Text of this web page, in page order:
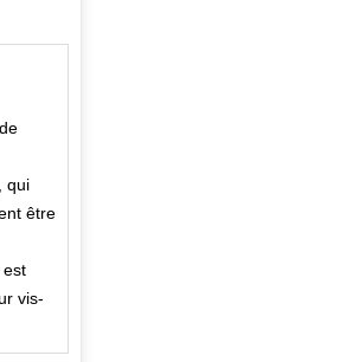
qui
être
est
vis-